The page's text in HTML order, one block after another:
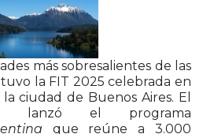
más sobresalientes de las
la FIT 2025 celebrada en
ciudad de Buenos Aires. El
lanzó el programa
que reúne a 3.000